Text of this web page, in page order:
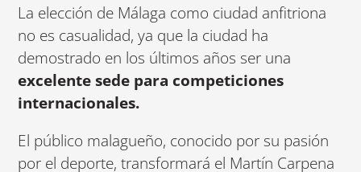
La elección de Málaga como ciudad anfitriona
no es casualidad, ya que la ciudad ha
demostrado en los últimos años ser una
excelente sede para competiciones
internacionales.
El público malagueño, conocido por su pasión
por el deporte, transformará el Martín Carpena